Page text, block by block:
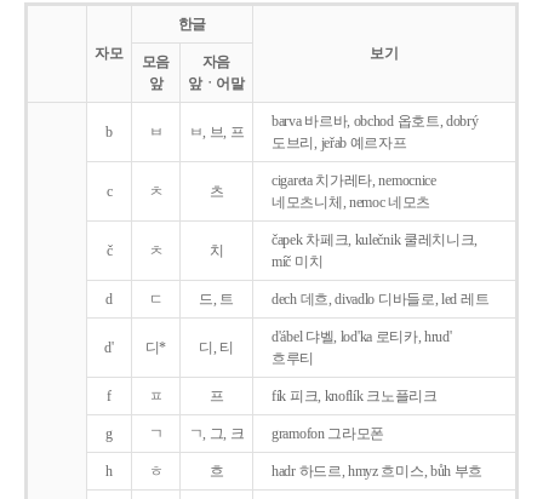
자모
한글
보기
모음
앞
자음
앞ㆍ어말
b ㅂ ㅂ, 브, 프
barva 바르바, obchod 옵호트, dobrý
도브리, jeřab 예르자프
c ㅊ 츠
cigareta 치가레타, nemocnice
네모츠니체, nemoc 네모츠
č ㅊ 치
čapek 차페크, kulečnik 쿨레치니크,
míč 미치
d ㄷ 드, 트 dech 데흐, divadlo 디바들로, led 레트
d' 디* 디, 티
d'ábel 댜벨, lod'ka 로티카, hrud'
흐루티
f ㅍ 프 fík 피크, knoflík 크노플리크
g ㄱ ㄱ, 그, 크 gramofon 그라모폰
h ㅎ 흐 hadr 하드르, hmyz 흐미스, bůh 부흐